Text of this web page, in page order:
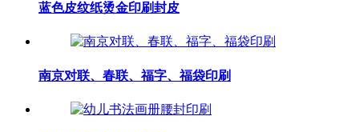
蓝色皮纹纸烫金印刷封皮
南京对联、春联、福字、福袋印刷